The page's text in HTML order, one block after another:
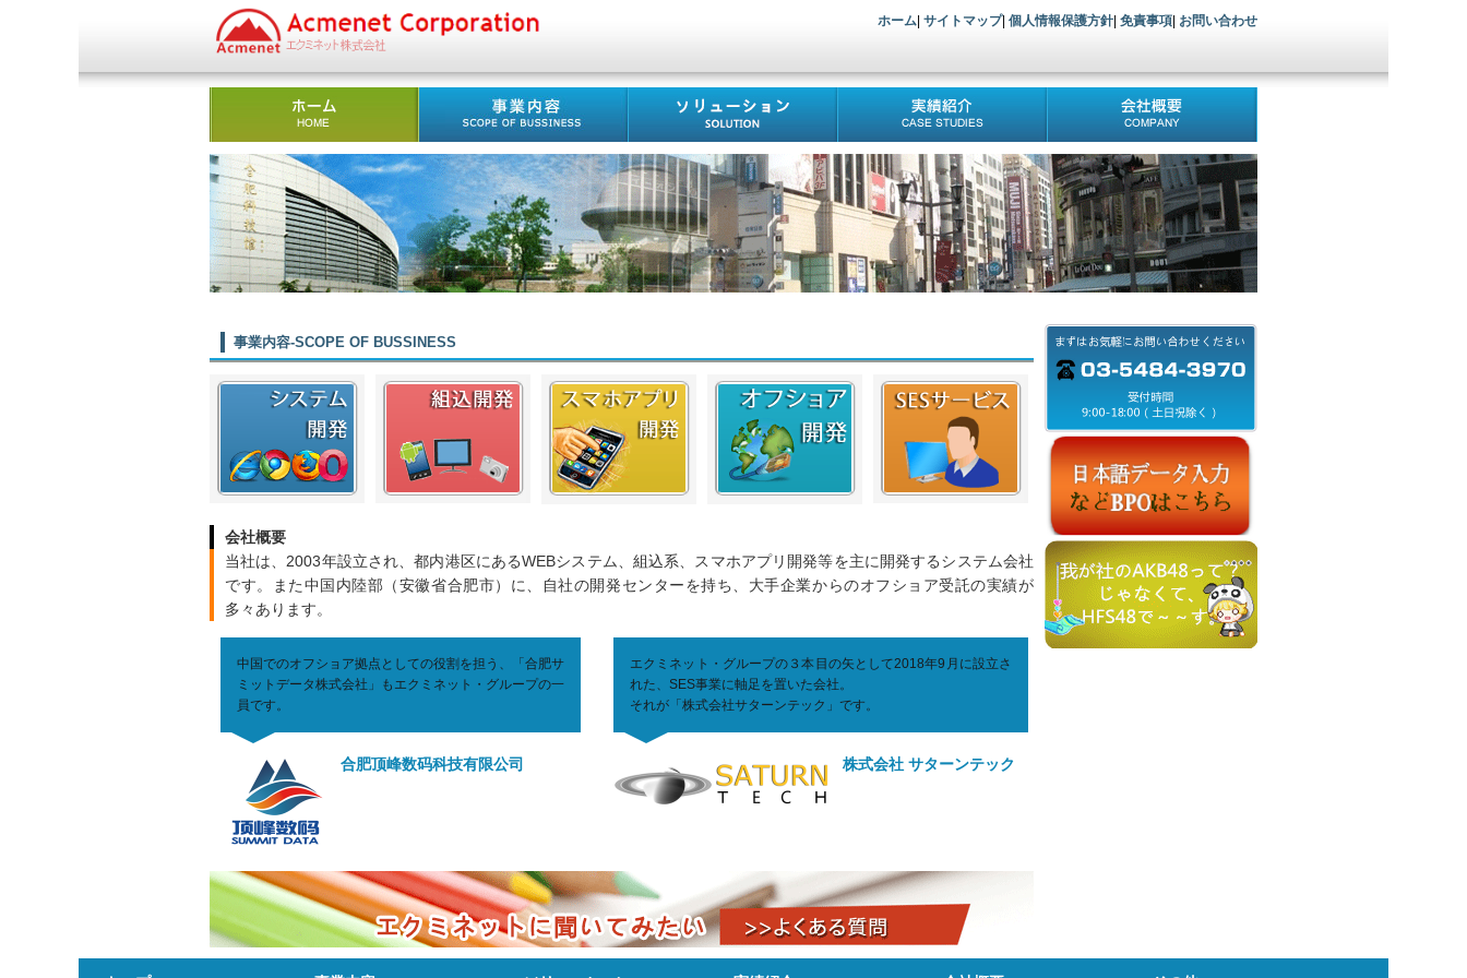
ホーム サイトマップ| 個人情報保護方針| 免責事項 お問い合わせ
事業内容-SCOPE OF BUSSINESS
会社概要
当社は、2003年設立され、都内港区にあるWEBシステム、組込系、スマホアプリ開発等を主に開発するシステム会社
です。また中国内陸部（安徽省合肥市）に、自社の開発センターを持ち、大手企業からのオフショア受託の実績が
多々あります。
中国でのオフショア拠点としての役割を担う、「合肥サ
ミットデータ株式会社」もエクミネット・グループの一
員です。
合肥顶峰数码科技有限公司
エクミネット・グループの３本目の矢として2018年9月に設立さ
れた、SES事業に軸足を置いた会社。
それが「株式会社サターンテック」です。
株式会社 サターンテック